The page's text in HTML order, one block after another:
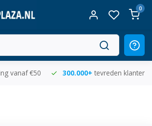
0
vanaf €50 300.000+ tevreden klanten